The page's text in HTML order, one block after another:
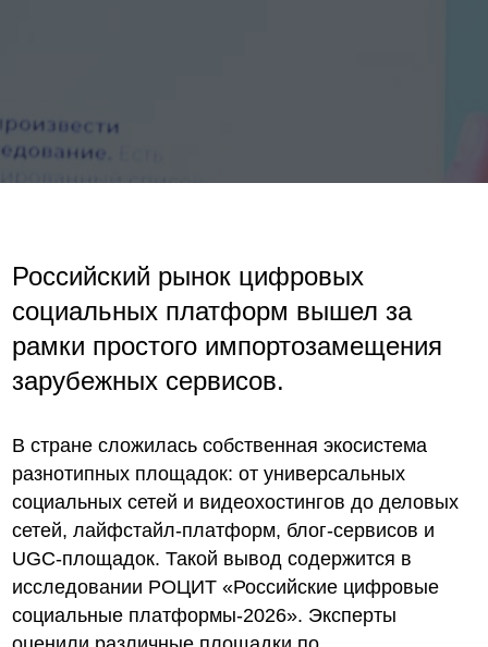
Российский рынок цифровых
социальных платформ вышел за
рамки простого импортозамещения
зарубежных сервисов.
В стране сложилась собственная экосистема
разнотипных площадок: от универсальных
социальных сетей и видеохостингов до деловых
сетей, лайфстайл-платформ, блог-сервисов и
UGC-площадок. Такой вывод содержится в
исследовании РОЦИТ «Российские цифровые
социальные платформы-2026». Эксперты